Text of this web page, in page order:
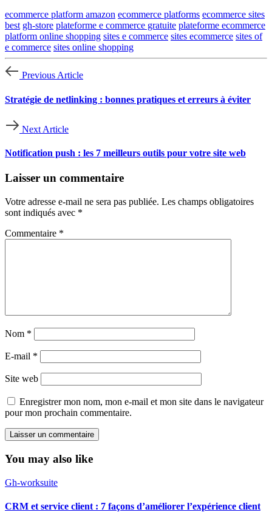
ecommerce platform amazon ecommerce platforms ecommerce sites
best gh-store plateforme e commerce gratuite plateforme ecommerce
platform online shopping sites e commerce sites ecommerce sites of
e commerce sites online shopping
Previous Article
Stratégie de netlinking : bonnes pratiques et erreurs à éviter
Next Article
Notification push : les 7 meilleurs outils pour votre site web
Laisser un commentaire
Votre adresse e-mail ne sera pas publiée. Les champs obligatoires
sont indiqués avec *
Commentaire *
Nom *
E-mail *
Site web
Enregistrer mon nom, mon e-mail et mon site dans le navigateur
pour mon prochain commentaire.
You may also like
Gh-worksuite
CRM et service client : 7 façons d’améliorer l’expérience client